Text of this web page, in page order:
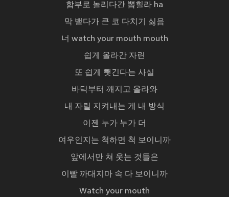
함부로 놀리다간 뽑힐라 ha
막 뱉다가 큰 코 다치기 싫음
너 watch your mouth mouth
쉽게 올라간 자린
또 쉽게 뺏긴다는 사실
바닥부터 깨지고 올라와
내 자릴 지켜내는 게 내 방식
이젠 누가 누가 더
여우인지는 척하면 척 보이니까
앞에서만 쳐 웃는 것들은
이빨 까대지마 속 다 보이니까
Watch your mouth